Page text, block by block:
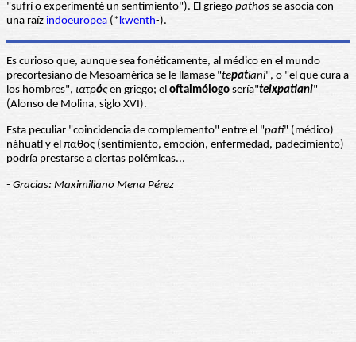
"sufrí o experimenté un sentimiento"). El griego pathos se asocia con
una raíz indoeuropea (*kwenth-).
Es curioso que, aunque sea fonéticamente, al médico en el mundo
precortesiano de Mesoamérica se le llamase "tepatiani", o "el que cura a
los hombres", ιατρόςen griego; el oftalmólogo sería"teixpatiani"
(Alonso de Molina, siglo XVI).
Esta peculiar "coincidencia de complemento" entre el "pati" (médico)
náhuatl y el παθoς (sentimiento, emoción, enfermedad, padecimiento)
podría prestarse a ciertas polémicas...
- Gracias: Maximiliano Mena Pérez